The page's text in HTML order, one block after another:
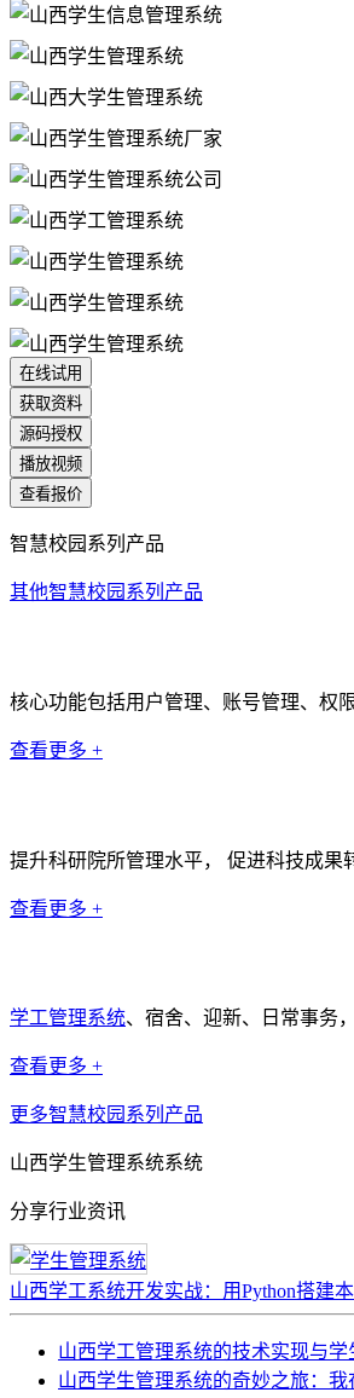
在线试用
获取资料
源码授权
播放视频
查看报价
智慧校园系列产品
其他智慧校园系列产品
核心功能包括用户管理、账号管理、权
查看更多 +
提升科研院所管理水平， 促进科技成果
查看更多 +
学工管理系统、宿舍、迎新、日常事务
查看更多 +
更多智慧校园系列产品
山西学生管理系统系统
分享行业资讯
山西学工系统开发实战：用Python搭建
山西学工管理系统的技术实现与
山西学生管理系统的奇妙之旅：